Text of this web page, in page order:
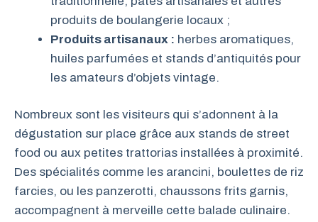
produits de boulangerie locaux ;
Produits artisanaux : herbes aromatiques,
huiles parfumées et stands d’antiquités pour
les amateurs d’objets vintage.
Nombreux sont les visiteurs qui s’adonnent à la
dégustation sur place grâce aux stands de street
food ou aux petites trattorias installées à proximité.
Des spécialités comme les arancini, boulettes de riz
farcies, ou les panzerotti, chaussons frits garnis,
accompagnent à merveille cette balade culinaire.